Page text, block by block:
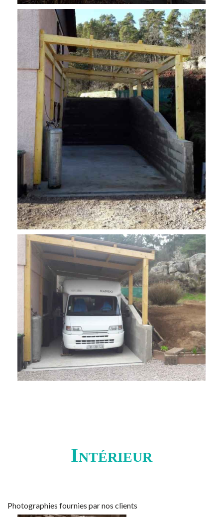
Intérieur
Photographies fournies par nos clients